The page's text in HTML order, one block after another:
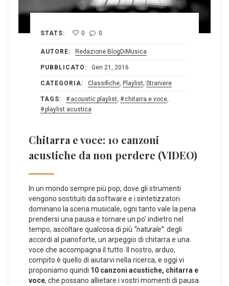
STATS: 0 0
AUTORE: Redazione BlogDiMusica
PUBBLICATO: Gen 21, 2016
CATEGORIA: Classifiche, Playlist, Straniere
TAGS: acoustic playlist, chitarra e voce,
playlist acustica
Chitarra e voce: 10 canzoni
acustiche da non perdere (VIDEO)
In un mondo sempre più pop, dove gli strumenti
vengono sostituiti da software e i sintetizzatori
dominano la scena musicale, ogni tanto vale la pena
prendersi una pausa e tornare un po’ indietro nel
tempo, ascoltare qualcosa di più “naturale”: degli
accordi al pianoforte, un arpeggio di chitarra e una
voce che accompagna il tutto. Il nostro, arduo,
compito è quello di aiutarvi nella ricerca, e oggi vi
proponiamo quindi 10 canzoni acustiche, chitarra e
voce, che possano allietare i vostri momenti di pausa